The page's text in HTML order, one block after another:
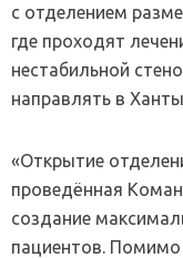
с отделением
где проходят
нестабильной
направлять в
«Открытие
проведённая
создание
пациентов. Помимо